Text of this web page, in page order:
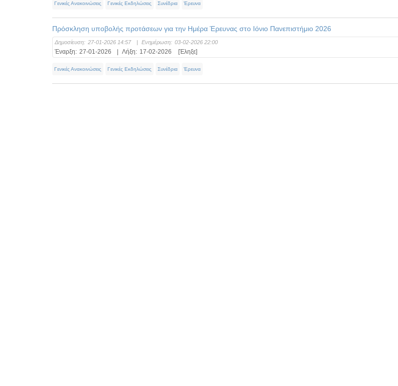
Γενικές Ανακοινώσεις Γενικές Εκδηλώσεις Συνέδρια Έρευνα
Πρόσκληση υποβολής προτάσεων για την Ημέρα Έρευνας στο Ιόνιο Πανεπιστήμιο 2026
Δημοσίευση: 27-01-2026 14:57 | Ενημέρωση: 03-02-2026 22:00
Έναρξη: 27-01-2026 Λήξη: 17-02-2026 [Έληξε]
Γενικές Ανακοινώσεις Γενικές Εκδηλώσεις Συνέδρια Έρευνα